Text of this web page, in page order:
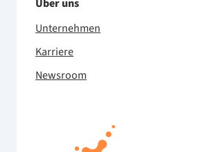
Über uns
Unternehmen
Karriere
Newsroom